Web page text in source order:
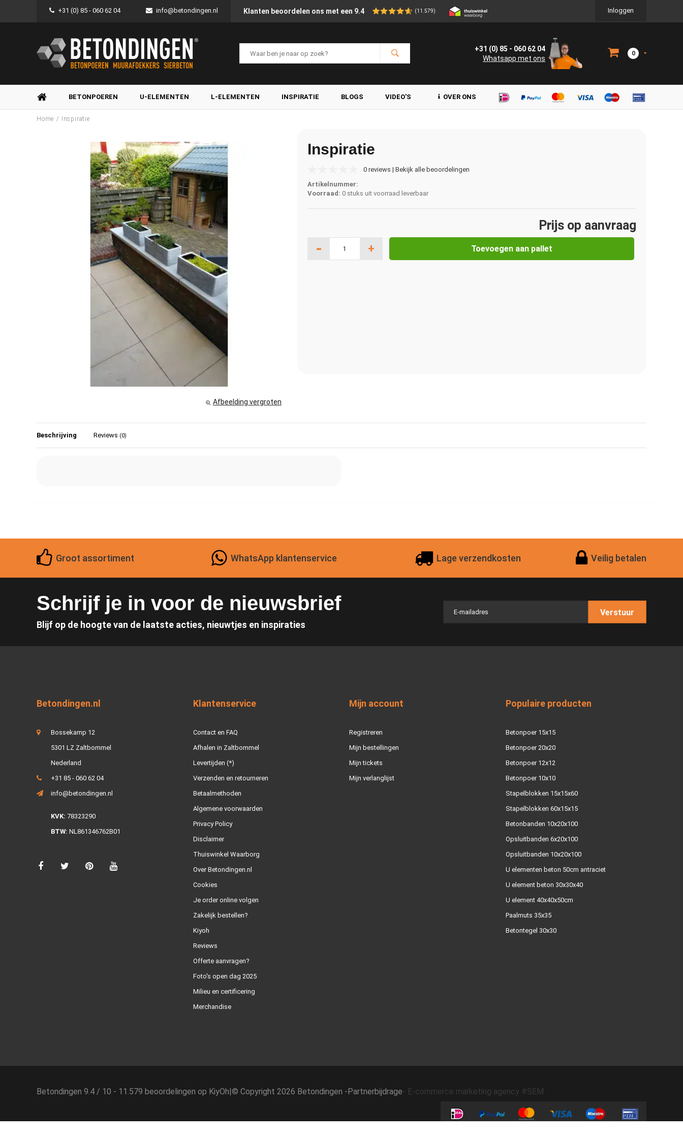
+31 (0) 85 - 060 62 04 info@betondingen.nl Klanten beoordelen ons met een 9.4 (11.579) Inloggen
+31 (0) 85 - 060 62 04
Whatsapp met ons
0
BETONPOEREN U-ELEMENTEN L-ELEMENTEN INSPIRATIE BLOGS VIDEO'S OVER ONS
Home / Inspiratie
Afbeelding vergroten
Inspiratie
0 reviews | Bekijk alle beoordelingen
Artikelnummer:
Voorraad: 0 stuks uit voorraad leverbaar
Prijs op aanvraag
- + Toevoegen aan pallet
Beschrijving Reviews (0)
Groot assortiment WhatsApp klantenservice Lage verzendkosten Veilig betalen
Schrijf je in voor de nieuwsbrief
Blijf op de hoogte van de laatste acties, nieuwtjes en inspiraties
Verstuur
Betondingen.nl
Bossekamp 12
5301 LZ Zaltbommel
Nederland
+31 85 - 060 62 04
info@betondingen.nl
KVK: 78323290
BTW: NL861346762B01
Klantenservice
Contact en FAQ
Afhalen in Zaltbommel
Levertijden (*)
Verzenden en retourneren
Betaalmethoden
Algemene voorwaarden
Privacy Policy
Disclaimer
Thuiswinkel Waarborg
Over Betondingen.nl
Cookies
Je order online volgen
Zakelijk bestellen?
Kiyoh
Reviews
Offerte aanvragen?
Foto's open dag 2025
Milieu en certificering
Merchandise
Mijn account
Registreren
Mijn bestellingen
Mijn tickets
Mijn verlanglijst
Populaire producten
Betonpoer 15x15
Betonpoer 20x20
Betonpoer 12x12
Betonpoer 10x10
Stapelblokken 15x15x60
Stapelblokken 60x15x15
Betonbanden 10x20x100
Opsluitbanden 6x20x100
Opsluitbanden 10x20x100
U elementen beton 50cm antraciet
U element beton 30x30x40
U element 40x40x50cm
Paalmuts 35x35
Betontegel 30x30
Betondingen 9.4 / 10 - 11.579 beoordelingen op KiyOh|© Copyright 2026 Betondingen -Partnerbijdrage- E-commerce marketing agency #SEM